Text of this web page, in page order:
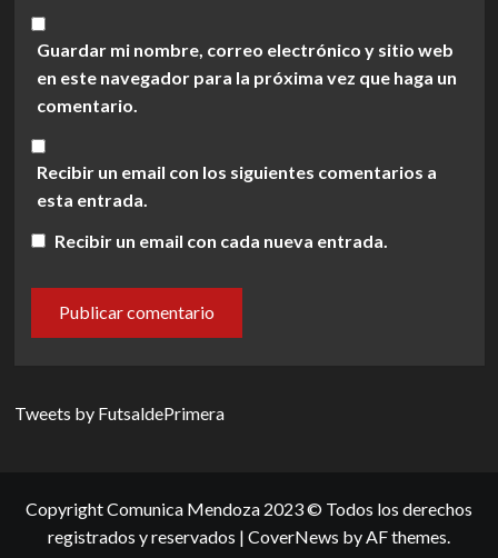
Guardar mi nombre, correo electrónico y sitio web
en este navegador para la próxima vez que haga un
comentario.
Recibir un email con los siguientes comentarios a
esta entrada.
Recibir un email con cada nueva entrada.
Tweets by FutsaldePrimera
Copyright Comunica Mendoza 2023 © Todos los derechos
registrados y reservados | CoverNews by AF themes.